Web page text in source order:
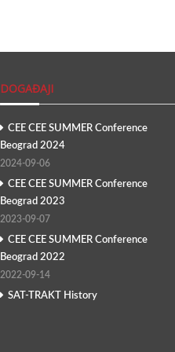
DOGAĐAJI
CEE CEE SUMMER Conference
Beograd 2024
2024-09-06
CEE CEE SUMMER Conference
Beograd 2023
2023-09-07
CEE CEE SUMMER Conference
Beograd 2022
2022-09-14
SAT-TRAKT History